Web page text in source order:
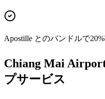
Apostille とのバンドルで20%
Chiang Mai
プサービス